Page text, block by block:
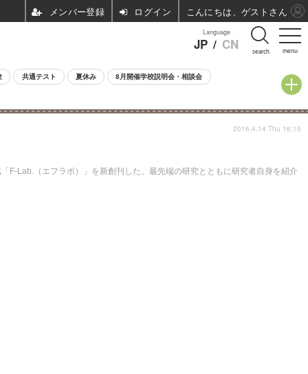
menu
Language
JP / CN search
共通テスト 夏休み 8月開催学校説明会・相談会
Lab.（エフラボ）」を新創刊した。最先端の研究とともに研究者自身を紹介
2016.4.14 Thu 16:15
ログイン こんにちは、ゲストさん